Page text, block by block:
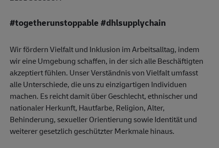
#togetherunstoppable #dhlsupplychain
Wir fördern Vielfalt und Inklusion im Arbeitsalltag, indem
wir eine Umgebung schaffen, in der sich alle Beschäftigten
akzeptiert fühlen. Unser Verständnis von Vielfalt umfasst
alle Unterschiede, die uns zu einzigartigen Individuen
machen. Es reicht damit über Geschlecht, ethnischer und
nationaler Herkunft, Hautfarbe, Religion, Alter,
Behinderung, sexueller Orientierung sowie Identität und
weiterer gesetzlich geschützter Merkmale hinaus.